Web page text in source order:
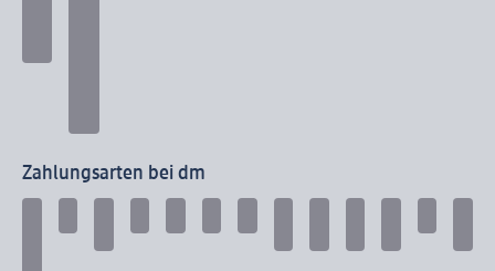
Zahlungsarten bei dm